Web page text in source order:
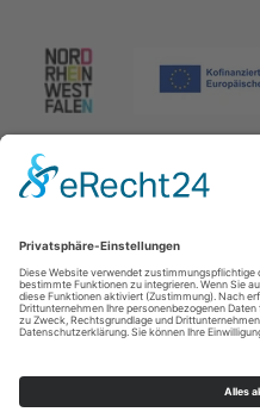
Impressum|
T: +49 (0) 2974 96980